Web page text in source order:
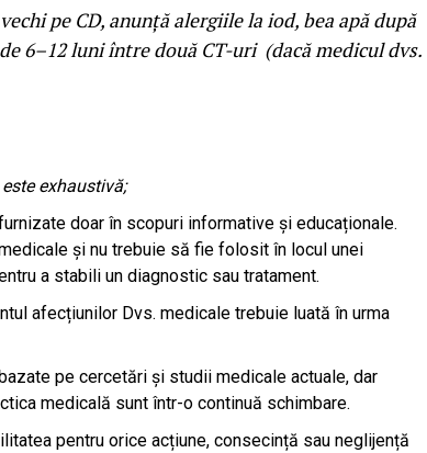
pe CD, anunță alergiile la iod, bea apă după
6–12 luni între două CT-uri (dacă medicul dvs.
exhaustivă;
doar în scopuri informative și educaționale.
și nu trebuie să fie folosit în locul unei
a stabili un diagnostic sau tratament.
afecțiunilor Dvs. medicale trebuie luată în urma
pe cercetări și studii medicale actuale, dar
medicală sunt într-o continuă schimbare.
pentru orice acțiune, consecință sau neglijență